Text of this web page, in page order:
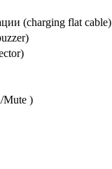
(charging flat cable)
Mute )